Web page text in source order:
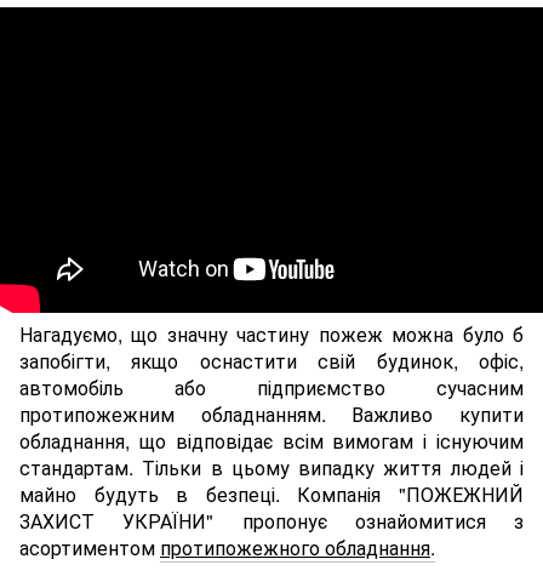
Нагадуємо, що значну частину пожеж можна було б
запобігти, якщо оснастити свій будинок, офіс,
автомобіль або підприємство сучасним
протипожежним обладнанням. Важливо купити
обладнання, що відповідає всім вимогам і існуючим
стандартам. Тільки в цьому випадку життя людей і
майно будуть в безпеці. Компанія "ПОЖЕЖНИЙ
ЗАХИСТ УКРАЇНИ" пропонує ознайомитися з
асортиментом протипожежного обладнання.